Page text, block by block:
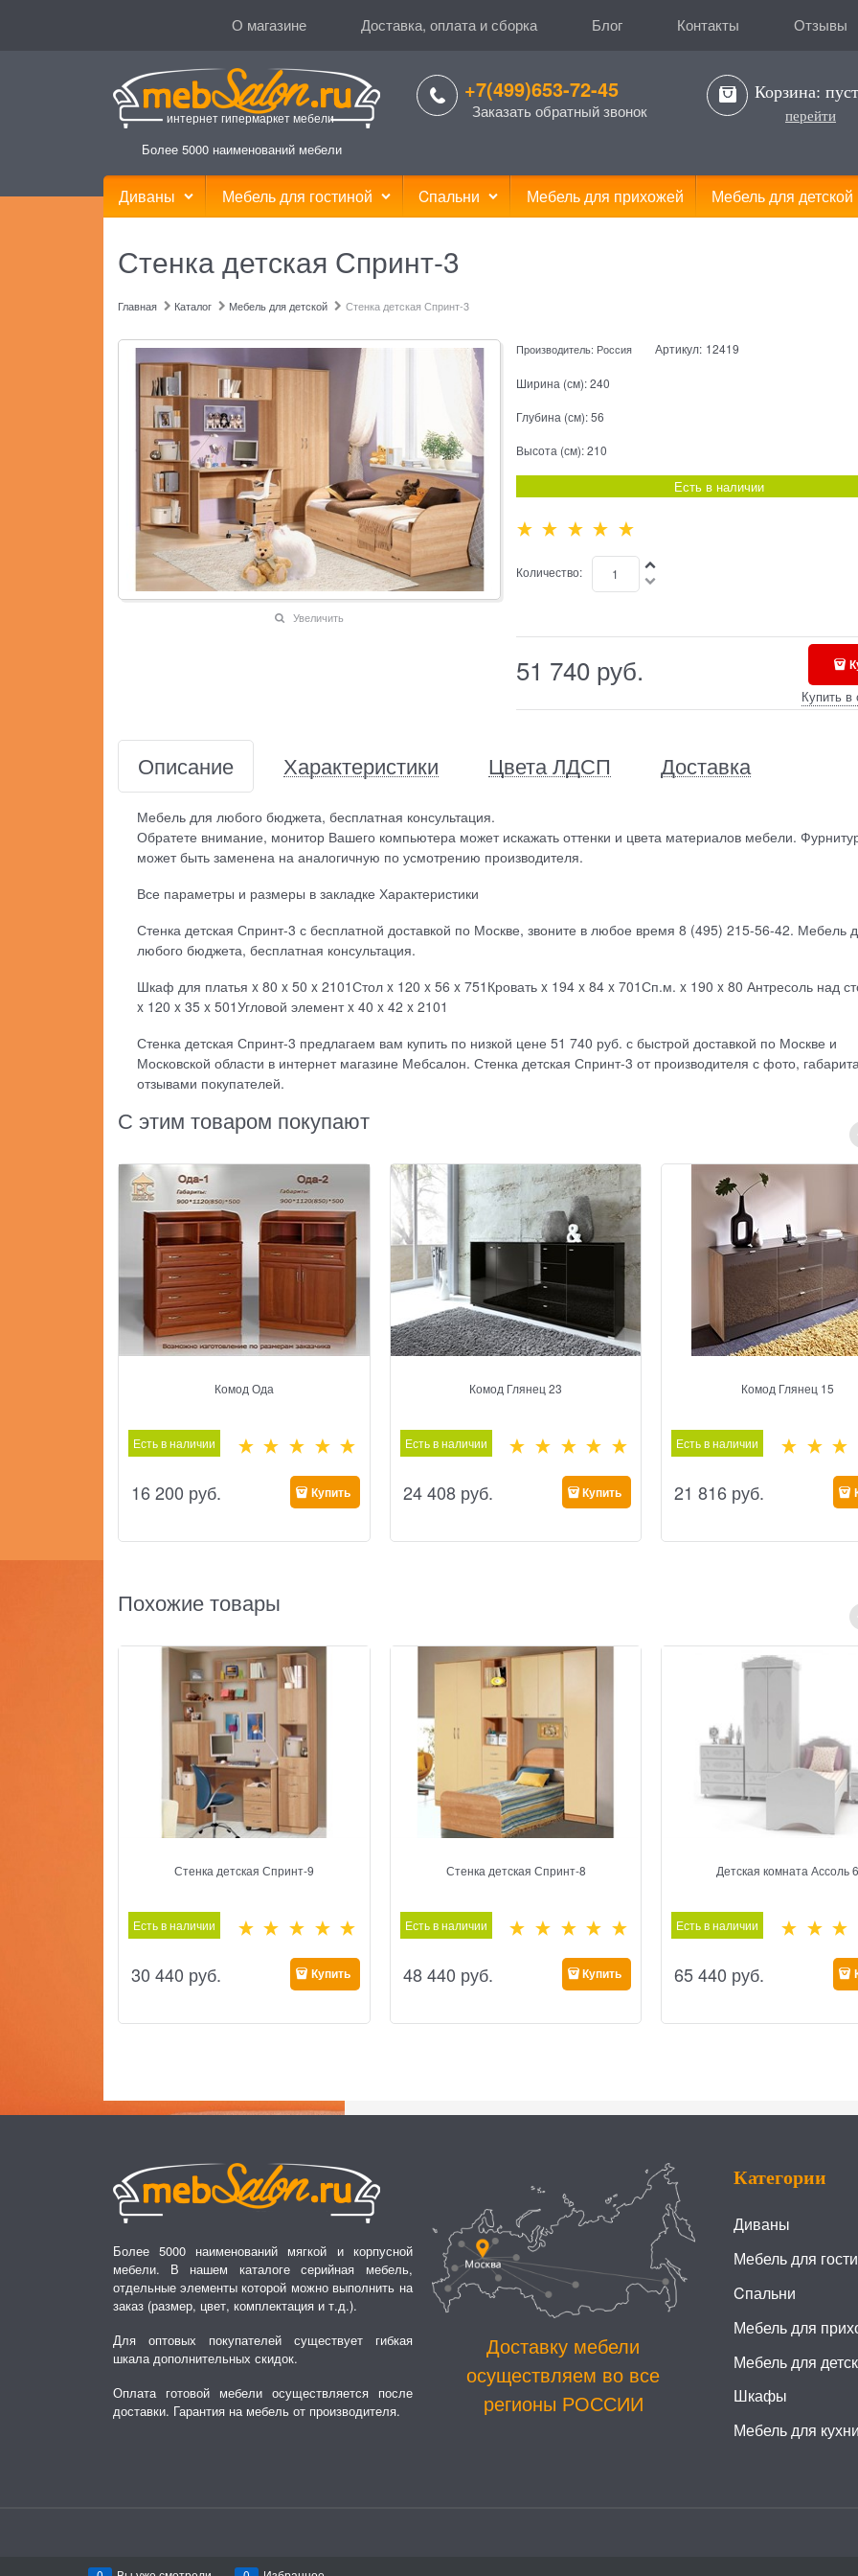
О магазине Доставка, оплата и сборка Блог Контакты Отзывы
интернет гипермаркет мебели
Более 5000 наименований мебели
+7(499)653-72-45
Заказать обратный звонок
Корзина:
перейти
Диваны Мебель для гостиной Cпальни Мебель для прихожей Мебель для детской
Стенка детская Спринт-3
Главная Каталог Мебель для детской Стенка детская Спринт-3
Увеличить
Производитель: Россия Артикул: 12419
Ширина (см):240
Глубина (см):56
Высота (см):210
Есть в наличии
Количество:
51 740 руб.
Купить в
Описание Характеристики Цвета ЛДСП Доставка
Мебель для любого бюджета, бесплатная консультация.
Обратете внимание, монитор Вашего компьютера может искажать оттенки и цвета материалов мебели.
может быть заменена на аналогичную по усмотрению производителя.
Все параметры и размеры в закладке Характеристики
Стенка детская Спринт-3 с бесплатной доставкой по Москве, звоните в любое время 8 (495) 215-56-42. Мебель
любого бюджета, бесплатная консультация.
Шкаф для платья x 80 x 50 x 2101Стол x 120 x 56 x 751Кровать x 194 x 84 x 701Сп.м. x 190 x 80 Антресоль над
x 120 x 35 x 501Угловой элемент x 40 x 42 x 2101
Стенка детская Спринт-3 предлагаем вам купить по низкой цене 51 740 руб. с быстрой доставкой по Москве и
Московской области в интернет магазине Мебсалон. Стенка детская Спринт-3 от производителя с фото,
отзывами покупателей.
С этим товаром покупают
Комод Ода
Есть в наличии
16 200 руб. Купить
Комод Глянец 23
Есть в наличии
24 408 руб. Купить
Комод Глянец 15
Есть в наличии
21 816 руб.
Похожие товары
Стенка детская Спринт-9
Есть в наличии
30 440 руб. Купить
Стенка детская Спринт-8
Есть в наличии
48 440 руб. Купить
Детская комната Ассоль 6
Есть в наличии
65 440 руб.
Более 5000 наименований мягкой и корпусной
мебели. В нашем каталоге серийная мебель,
отдельные элементы которой можно выполнить на
заказ (размер, цвет, комплектация и т.д.).
Для оптовых покупателей существует гибкая
шкала дополнительных скидок.
Оплата готовой мебели осуществляется после
доставки. Гарантия на мебель от производителя.
Доставку мебели
осуществляем во все
регионы РОССИИ
Категории
Диваны
Мебель для
Cпальни
Мебель для
Мебель для
Шкафы
Мебель для кухни